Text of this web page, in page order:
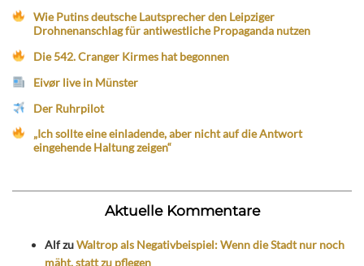
Wie Putins deutsche Lautsprecher den Leipziger
Drohnenanschlag für antiwestliche Propaganda nutzen
Die 542. Cranger Kirmes hat begonnen
Eivør live in Münster
Der Ruhrpilot
„Ich sollte eine einladende, aber nicht auf die Antwort
eingehende Haltung zeigen“
Aktuelle Kommentare
AlfzuWaltrop als Negativbeispiel: Wenn die Stadt nur noch
mäht, statt zu pflegen